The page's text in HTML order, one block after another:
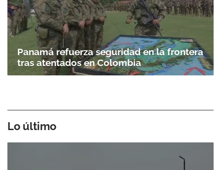
Panamá refuerza seguridad en la frontera
tras atentados en Colombia
Lo último